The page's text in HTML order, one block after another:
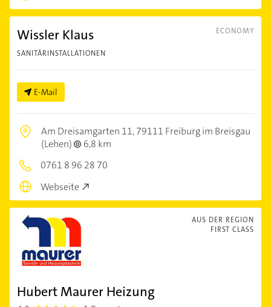
ECONOMY
Wissler Klaus
SANITÄRINSTALLATIONEN
E-Mail
Am Dreisamgarten 11,79111 Freiburg im Breisgau
(Lehen)
6,8 km
0761 8 96 28 70
Webseite
AUS DER REGION
FIRST CLASS
Hubert Maurer Heizung